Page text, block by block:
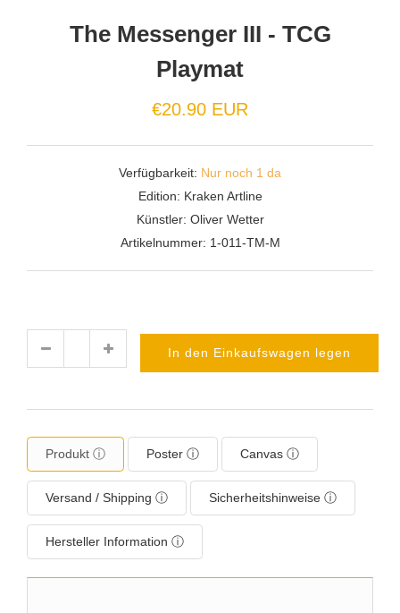
The Messenger III - TCG
Playmat
€20.90 EUR
Verfügbarkeit: Nur noch 1 da
Edition: Kraken Artline
Künstler: Oliver Wetter
Artikelnummer: 1-011-TM-M
In den Einkaufswagen legen
Produkt ⓘ Poster ⓘ Canvas ⓘ
Versand / Shipping ⓘ Sicherheitshinweise ⓘ
Hersteller Information ⓘ